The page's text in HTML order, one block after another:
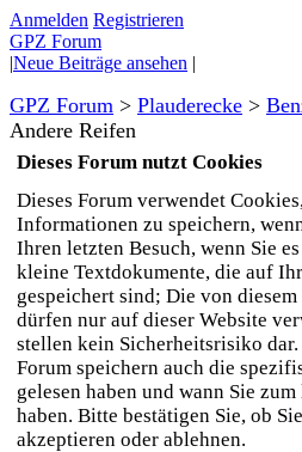
Anmelden Registrieren
GPZ Forum
|Neue Beiträge ansehen |
GPZ Forum > Plauderecke >
Andere Reifen
Dieses Forum nutzt Cookies
Dieses Forum verwendet
Informationen zu speichern,
Ihren letzten Besuch, wenn Sie
kleine Textdokumente, die auf
gespeichert sind; Die von
dürfen nur auf dieser Website
stellen kein Sicherheitsrisiko
Forum speichern auch die
gelesen haben und wann Sie
haben. Bitte bestätigen Sie, ob
akzeptieren oder ablehnen.